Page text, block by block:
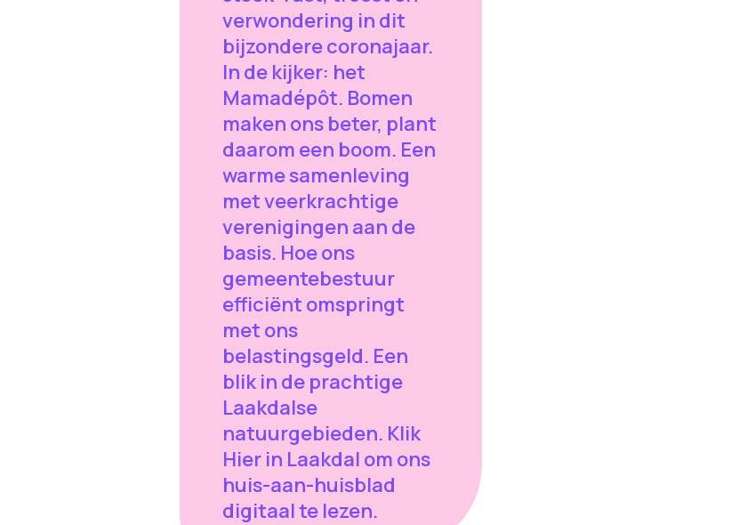
verwondering in dit
bijzondere coronajaar.
In de kijker: het
Mamadépôt. Bomen
maken ons beter, plant
daarom een boom. Een
warme samenleving
met veerkrachtige
verenigingen aan de
basis. Hoe ons
gemeentebestuur
efficiënt omspringt
met ons
belastingsgeld. Een
blik in de prachtige
Laakdalse
natuurgebieden. Klik
Hier in Laakdal om ons
huis-aan-huisblad
digitaal te lezen.